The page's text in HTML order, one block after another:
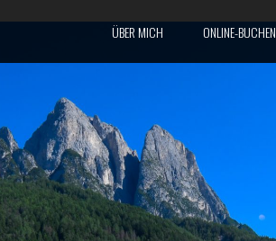
ÜBER MICH ONLINE-BUCHEN